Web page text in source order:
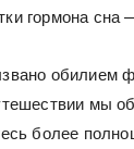
гормона сна
обилием
мы
более